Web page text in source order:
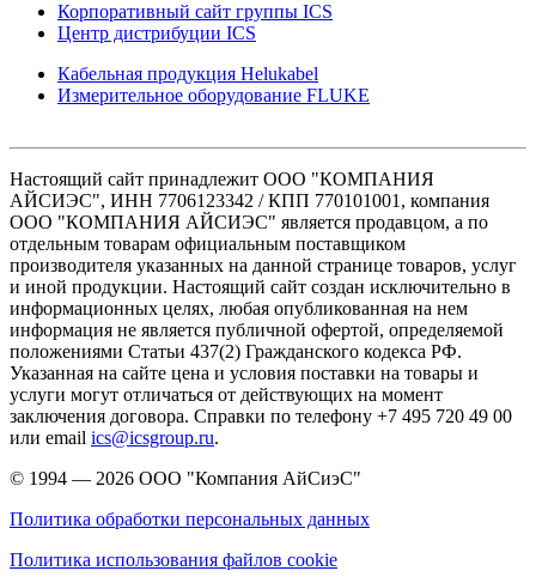
Корпоративный сайт группы ICS
Центр дистрибуции ICS
Кабельная продукция Helukabel
Измерительное оборудование FLUKE
Настоящий сайт принадлежит ООО "КОМПАНИЯ
АЙСИЭС", ИНН 7706123342 / КПП 770101001, компания
ООО "КОМПАНИЯ АЙСИЭС" является продавцом, а по
отдельным товарам официальным поставщиком
производителя указанных на данной странице товаров, услуг
и иной продукции. Настоящий сайт создан исключительно в
информационных целях, любая опубликованная на нем
информация не является публичной офертой, определяемой
положениями Статьи 437(2) Гражданского кодекса РФ.
Указанная на сайте цена и условия поставки на товары и
услуги могут отличаться от действующих на момент
заключения договора. Справки по телефону +7 495 720 49 00
или email ics@icsgroup.ru.
© 1994 — 2026 ООО "Компания АйСиэС"
Политика обработки персональных данных
Политика использования файлов cookie